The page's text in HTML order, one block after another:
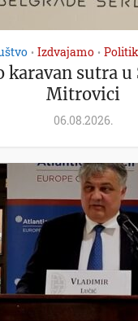
• Izdvajamo •
karavan sutra u
Mitrovici
06.08.2026.